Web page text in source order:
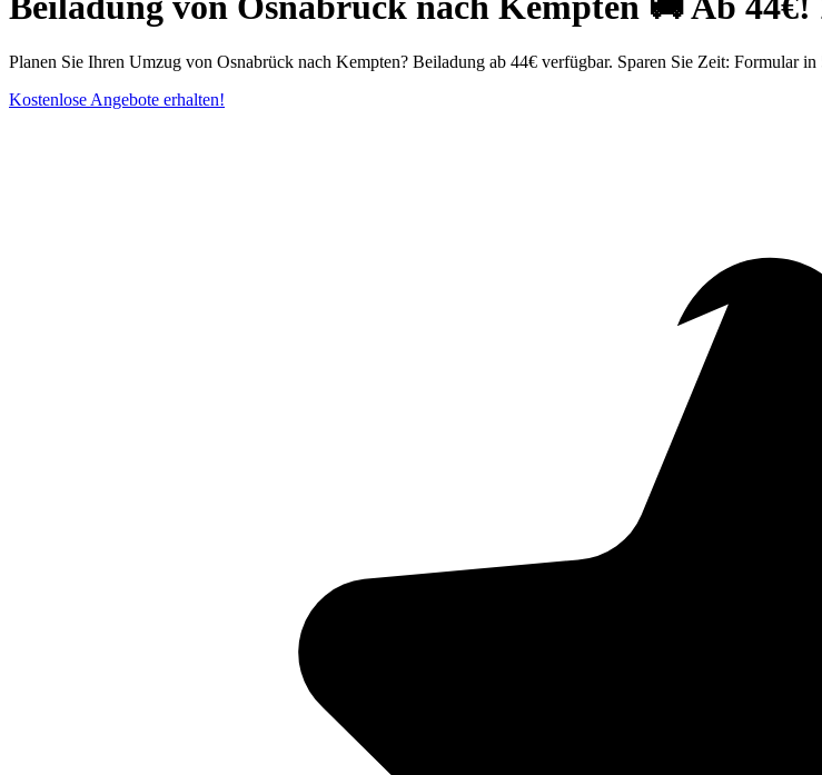
Planen Sie Ihren Umzug von Osnabrück nach Kempten? Beiladung ab 44€ verfügbar. Sparen Sie Zeit: Formular
Kostenlose Angebote erhalten!